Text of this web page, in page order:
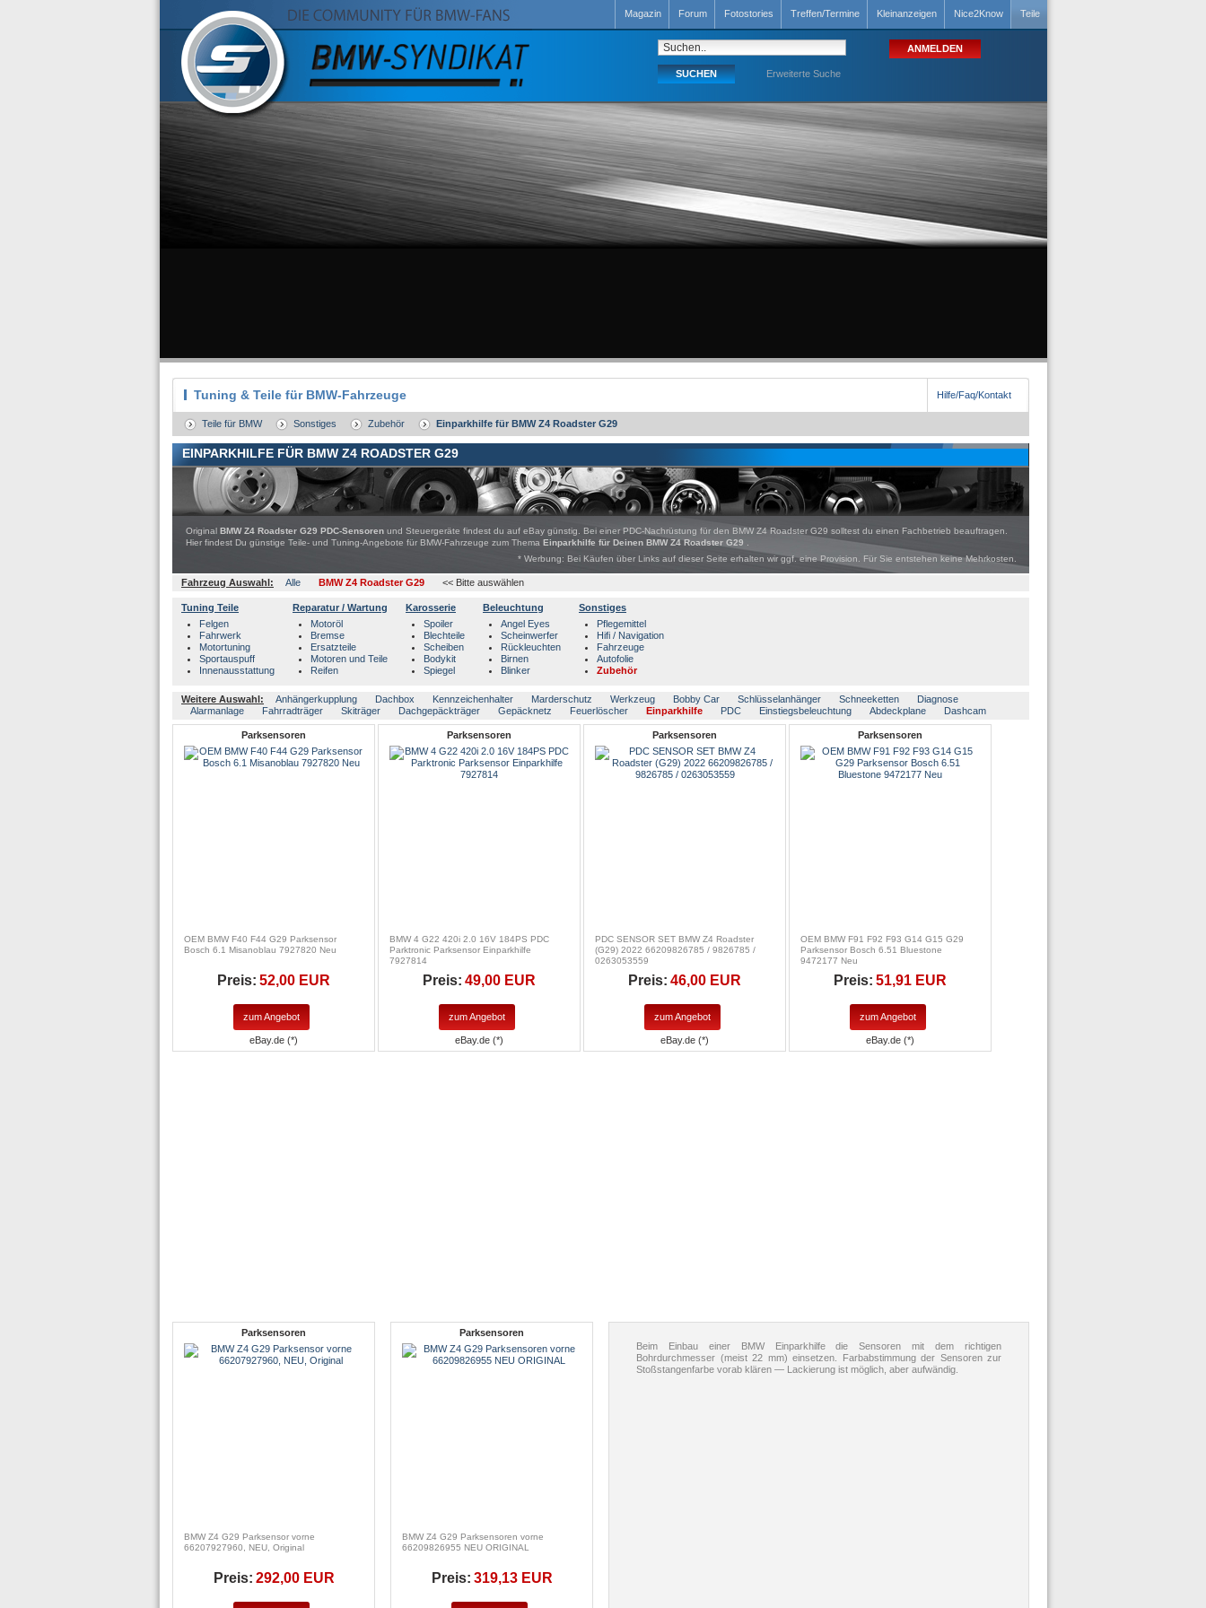
Magazin Forum Fotostories Treffen/Termine Kleinanzeigen Nice2Know Teile
Erweiterte Suche
Tuning & Teile für BMW-Fahrzeuge Hilfe/Faq/Kontakt
Teile für BMW Sonstiges Zubehör Einparkhilfe für BMW Z4 Roadster G29
EINPARKHILFE FÜR BMW Z4 ROADSTER G29
Original BMW Z4 Roadster G29 PDC-Sensoren und Steuergeräte findest du auf eBay günstig. Bei einer PDC-Nachrüstung für den BMW Z4 Roadster G29 solltest du einen Fachbetrieb beauftragen.
Hier findest Du günstige Teile- und Tuning-Angebote für BMW-Fahrzeuge zum Thema Einparkhilfe für Deinen BMW Z4 Roadster G29
* Werbung: Bei Käufen über Links auf dieser Seite erhalten wir ggf. eine Provision. Für Sie entstehen keine Mehrkosten.
Fahrzeug Auswahl: Alle BMW Z4 Roadster G29 << Bitte auswählen
Tuning Teile
Felgen
Fahrwerk
Motortuning
Sportauspuff
Innenausstattung
Reparatur / Wartung
Motoröl
Bremse
Ersatzteile
Motoren und Teile
Reifen
Karosserie
Spoiler
Blechteile
Scheiben
Bodykit
Spiegel
Beleuchtung
Angel Eyes
Scheinwerfer
Rückleuchten
Birnen
Blinker
Sonstiges
Pflegemittel
Hifi / Navigation
Fahrzeuge
Autofolie
Zubehör
Weitere Auswahl: Anhängerkupplung Dachbox Kennzeichenhalter Marderschutz Werkzeug Bobby Car Schlüsselanhänger Schneeketten
Diagnose
Alarmanlage
Fahrradträger Skiträger Dachgepäckträger Gepäcknetz Feuerlöscher Einparkhilfe PDC Einstiegsbeleuchtung Abdeckplane Dashcam
Parksensoren
OEM BMW F40 F44 G29 Parksensor
Bosch 6.1 Misanoblau 7927820 Neu
Preis: 52,00 EUR
zum Angebot
eBay.de (*)
Parksensoren
BMW 4 G22 420i 2.0 16V 184PS PDC
Parktronic Parksensor Einparkhilfe
7927814
Preis: 49,00 EUR
zum Angebot
eBay.de (*)
Parksensoren
PDC SENSOR SET BMW Z4 Roadster
(G29) 2022 66209826785 / 9826785 /
0263053559
Preis: 46,00 EUR
zum Angebot
eBay.de (*)
Parksensoren
OEM BMW F91 F92 F93 G14 G15 G29
Parksensor Bosch 6.51 Bluestone
9472177 Neu
Preis: 51,91 EUR
zum Angebot
eBay.de (*)
Parksensoren
BMW Z4 G29 Parksensor vorne
66207927960, NEU, Original
Preis: 292,00 EUR
Parksensoren
BMW Z4 G29 Parksensoren vorne
66209826955 NEU ORIGINAL
Preis: 319,13 EUR
Beim Einbau einer BMW Einparkhilfe die Sensoren mit dem richtigen
Bohrdurchmesser (meist 22 mm) einsetzen. Farbabstimmung der Sensoren zur
Stoßstangenfarbe vorab klären — Lackierung ist möglich, aber aufwändig.